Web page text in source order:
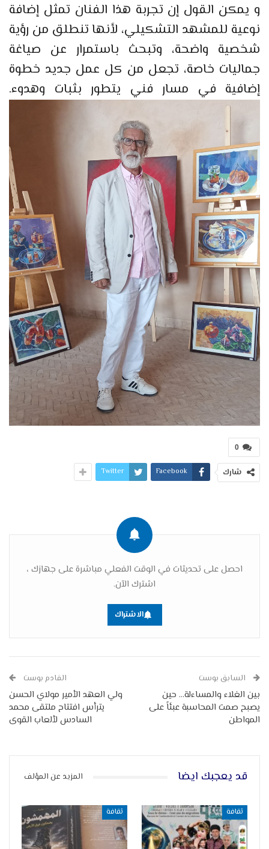
و يمكن القول إن تجربة هذا الفنان تمثل إضافة
نوعية للمشهد التشكيلي، لأنها تنطلق من رؤية
شخصية واضحة، وتبحث باستمرار عن صياغة
جماليات خاصة، تجعل من كل عمل جديد خطوة
إضافية في مسار فني يتطور بثبات وهدوء.
0
شارك Facebook
Twitter
احصل على تحديثات في الوقت الفعلي مباشرة على جهازك ،
اشترك الآن.
الاشتراك
السابق بوست
بين الغلاء والمساءلة… حين
يصبح صمت المحاسبة عبئاً على
المواطن
القادم بوست
ولي العهد الأمير مولاي الحسن
يترأس افتتاح ملتقى محمد
السادس لألعاب القوى
قد يعجبك ايضا المزيد عن المؤلف
ثقافة ثقافة